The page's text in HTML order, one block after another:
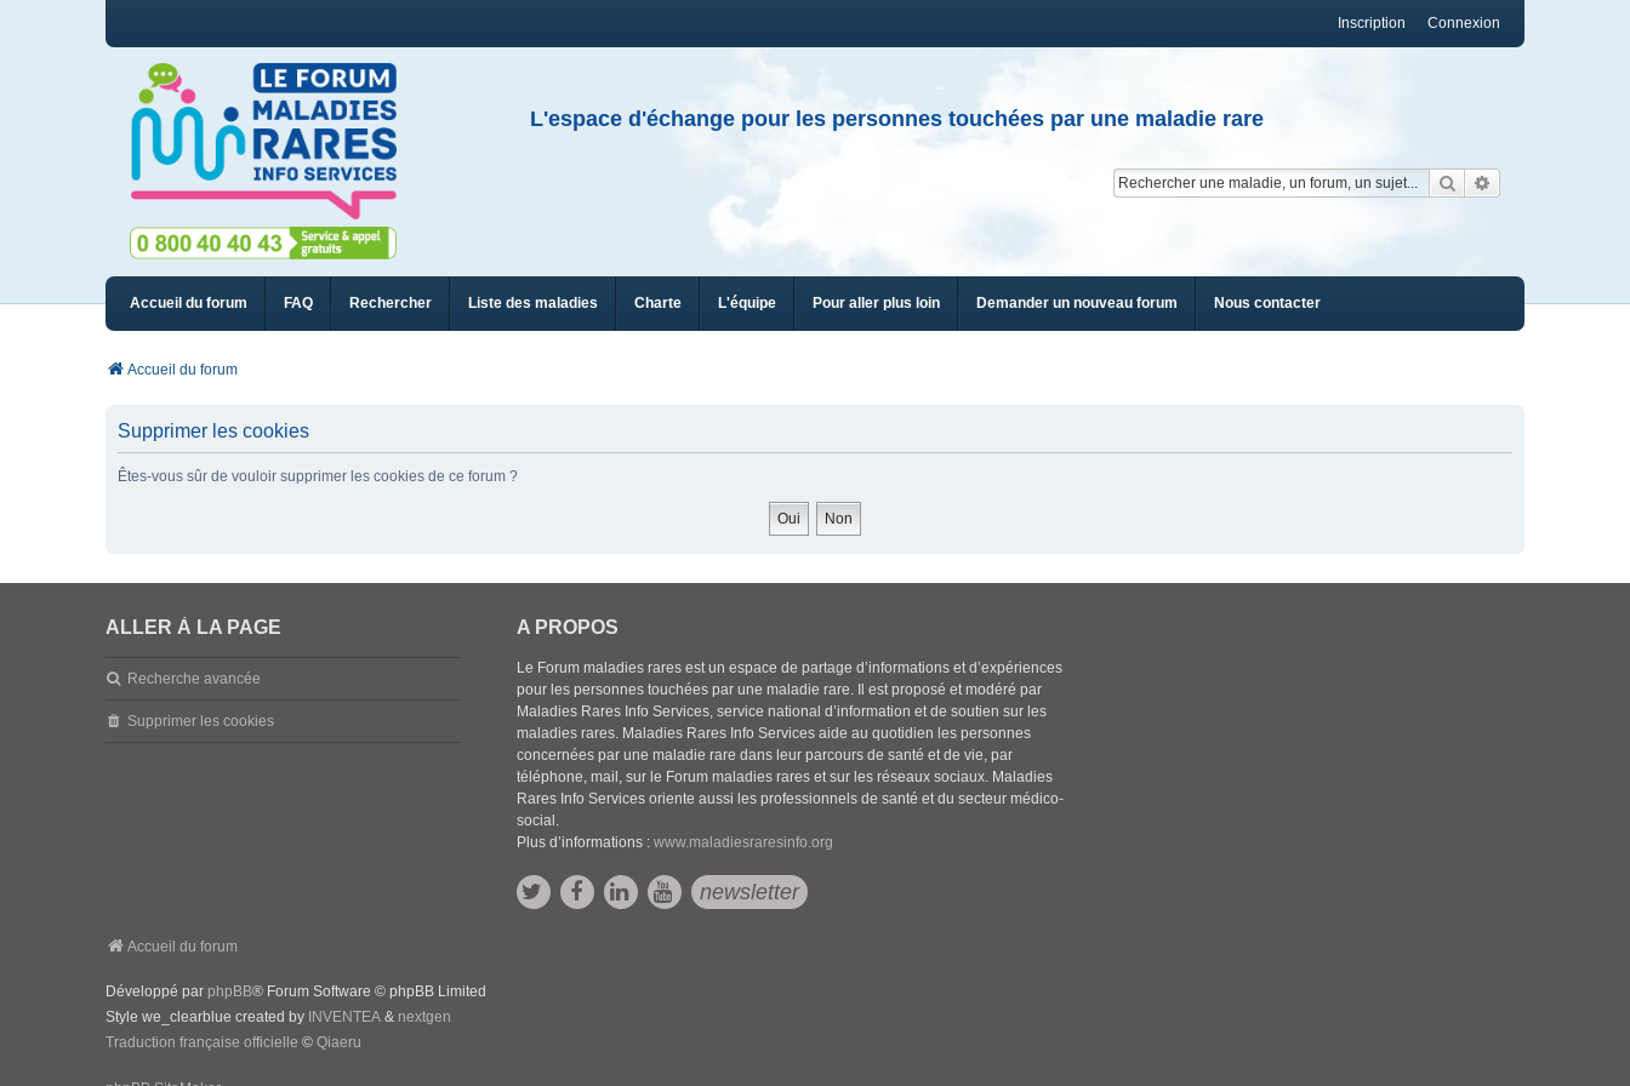
Connexion
Inscription
L'espace d'échange pour les personnes touchées par une maladie rare
Rechercher
Accueil du forum FAQ Rechercher Liste des maladies Charte L'équipe Pour aller plus loin Demander un nouveau forum Nous contacter
Accueil du forum
Supprimer les cookies
Êtes-vous sûr de vouloir supprimer les cookies de ce forum ?
ALLER À LA PAGE
Recherche avancée
Supprimer les cookies
A PROPOS
Le Forum maladies rares est un espace de partage d’informations et d’expériences
pour les personnes touchées par une maladie rare. Il est proposé et modéré par
Maladies Rares Info Services, service national d’information et de soutien sur les
maladies rares. Maladies Rares Info Services aide au quotidien les personnes
concernées par une maladie rare dans leur parcours de santé et de vie, par
téléphone, mail, sur le Forum maladies rares et sur les réseaux sociaux. Maladies
Rares Info Services oriente aussi les professionnels de santé et du secteur médico-
social.
Plus d’informations :www.maladiesraresinfo.org
newsletter
Accueil du forum
Développé par phpBB® Forum Software © phpBB Limited
Style we_clearblue created by INVENTEA & nextgen
Traduction française officielle © Qiaeru